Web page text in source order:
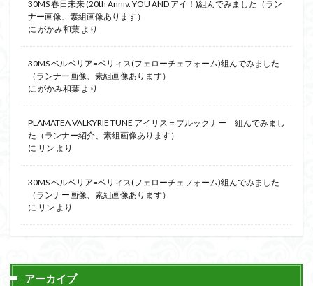
30MS 春日未来 (20th Anniv. YOU AND アイ！)組んでみました（ラン
ナー画像、素組画像あります）
に がかみ和葉 より
30MS ベルベリア=ベリィス(フェローチェフォーム)組んでみました
（ランナー画像、素組画像あります）
に がかみ和葉 より
PLAMATEA VALKYRIE TUNE アイリス＝ブルックナー 組んでみまし
た（ランナー紹介、素組画像あります）
に リン より
30MS ベルベリア=ベリィス(フェローチェフォーム)組んでみました
（ランナー画像、素組画像あります）
に リン より
アーカイブ